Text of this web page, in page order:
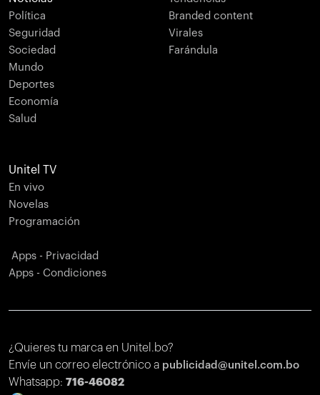
Política
Seguridad
Sociedad
Mundo
Deportes
Economía
Salud
Branded content
Virales
Farándula
Unitel TV
En vivo
Novelas
Programación
Apps - Privacidad
Apps - Condiciones
¿Quieres tu marca en Unitel.bo?
Envíe un correo electrónico a publicidad@unitel.com.bo
Whatsapp: 716-46082